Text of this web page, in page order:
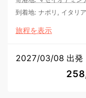
到着地: ナポリ, イタリア
旅程を表示
2027/03/08 出発